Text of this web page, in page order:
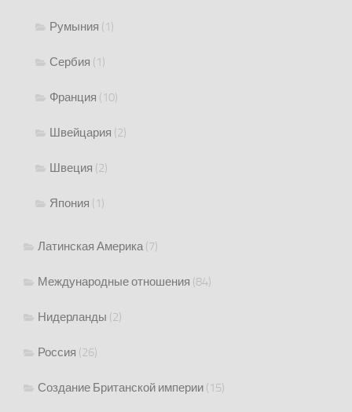
Румыния (1)
Сербия (1)
Франция (10)
Швейцария (2)
Швеция (2)
Япония (1)
Латинская Америка(7)
Международные отношения (84)
Нидерланды (2)
Россия (26)
Создание Британской империи (15)